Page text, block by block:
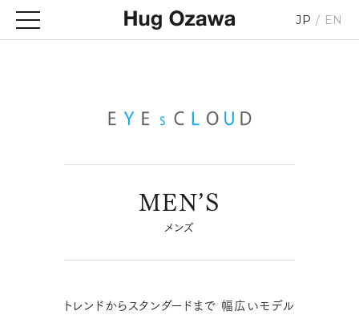
JP EN
MEN’S
メンズ
トレンドからスタンダードまで 幅広いモデル